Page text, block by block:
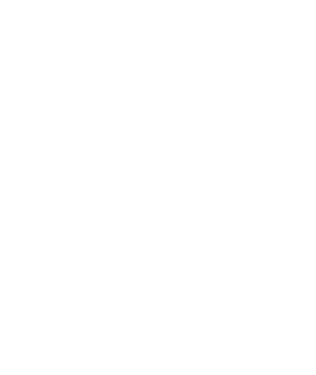
hirdetések között. A
tetején, a többi, nem fizetett
szemben azok a hirdetések,
egy általad biztosított
(csak kereső, csak shopping, vagy
és más felületeken érheti el